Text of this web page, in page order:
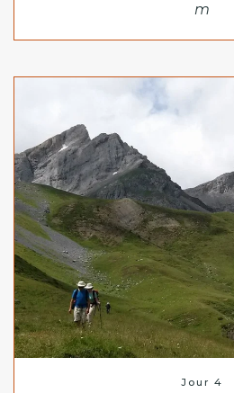
m
Jour 4